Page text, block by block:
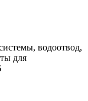
водоотвод,
для